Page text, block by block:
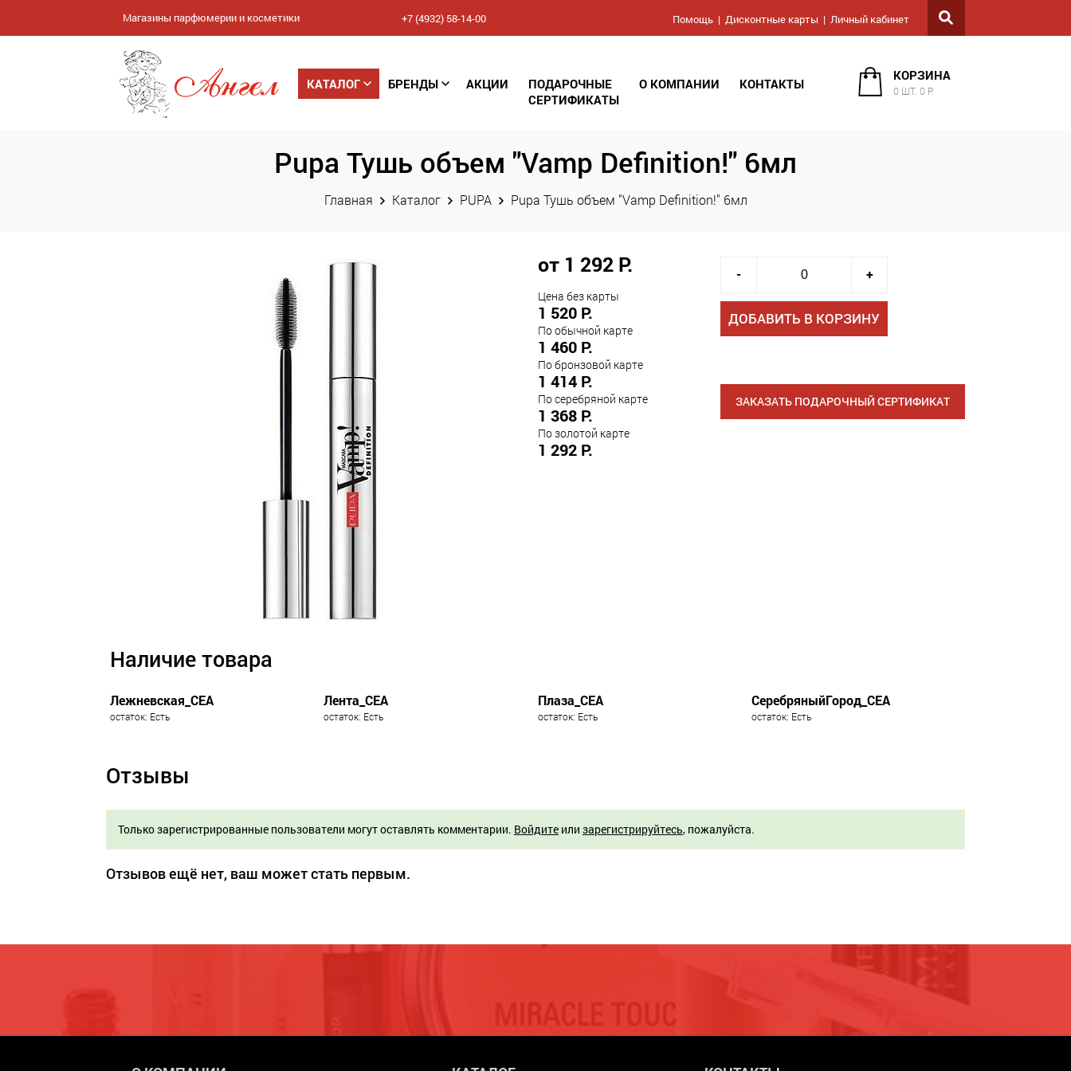
Магазины парфюмерии и косметики +7 (4932) 58-14-00
конфиденциальности
персональных данных)
Помощь Дисконтные карты Личный кабинет
КАТАЛОГ БРЕНДЫ АКЦИИ
ПОДАРОЧНЫЕ
СЕРТИФИКАТЫ
О КОМПАНИИ КОНТАКТЫ
КОРЗИНА
0 ШТ. 0 Р.
Pupa Тушь объем "Vamp Definition!" 6мл
Главная Каталог PUPA Pupa Тушь объем "Vamp Definition!" 6мл
от 1 292 Р.
Цена без карты
1 520 Р.
По обычной карте
1 460 Р.
По бронзовой карте
1 414 Р.
По серебряной карте
1 368 Р.
По золотой карте
1 292 Р.
- +
ДОБАВИТЬ В КОРЗИНУ
ЗАКАЗАТЬ ПОДАРОЧНЫЙ СЕРТИФИКАТ
Наличие товара
Лежневская_СЕА
остаток: Есть
Лента_СЕА
остаток: Есть
Плаза_СЕА
остаток: Есть
СеребряныйГород_СЕА
остаток: Есть
Отзывы
Только зарегистрированные пользователи могут оставлять комментарии. Войдите или зарегистрируйтесь, пожалуйста.
Отзывов ещё нет, ваш может стать первым.